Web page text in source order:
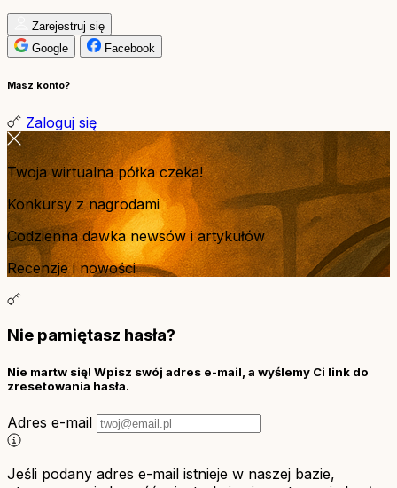
Zarejestruj się
Google
Facebook
Masz konto?
Zaloguj się
Twoja wirtualna półka czeka!
Konkursy z nagrodami
Codzienna dawka newsów i artykułów
Recenzje i nowości
Nie pamiętasz hasła?
Nie martw się! Wpisz swój adres e-mail, a wyślemy Ci link do
zresetowania hasła.
Adres e-mail
Jeśli podany adres e-mail istnieje w naszej bazie,